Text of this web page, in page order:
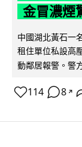
金冒濃煙
中國湖北黃石一
租住單位私設高
動鄰居報警。警
114 8 ↗